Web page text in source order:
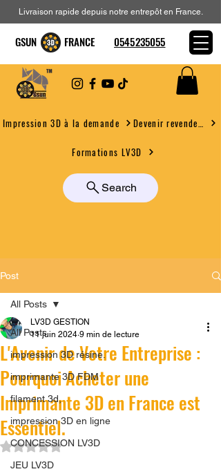
Impression 3D à la demande
Formations LV3D
Search
Livraison rapide depuis notre entrepôt en France.
GSUN FRANCE 0545235055
Post
All Posts
impression 3D résine.
imprimante 3D FDM
filament 3d,
impression 3D en ligne
CONCESSION LV3D
JEU LV3D
All Posts
L'Avenir de Votre Entreprise :
Pourquoi Acheter une
Imprimante 3D en France est
Essentiel.
LV3D GESTION
11 juin 2024 9 min de lecture
Noté NaN étoiles sur 5.